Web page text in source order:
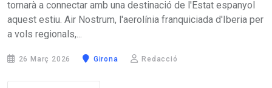
tornarà a connectar amb una destinació de l'Estat espanyol
aquest estiu. Air Nostrum, l'aerolínia franquiciada d'Iberia per
a vols regionals,...
26 Març 2026 Girona Redacció